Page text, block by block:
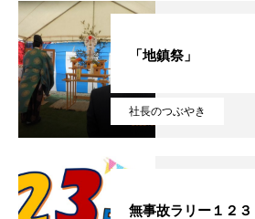
JOIN US！
JOB DESCRIPTION
BLOG 社長のつぶやき
「地鎮祭」
無事故ラリー１２３